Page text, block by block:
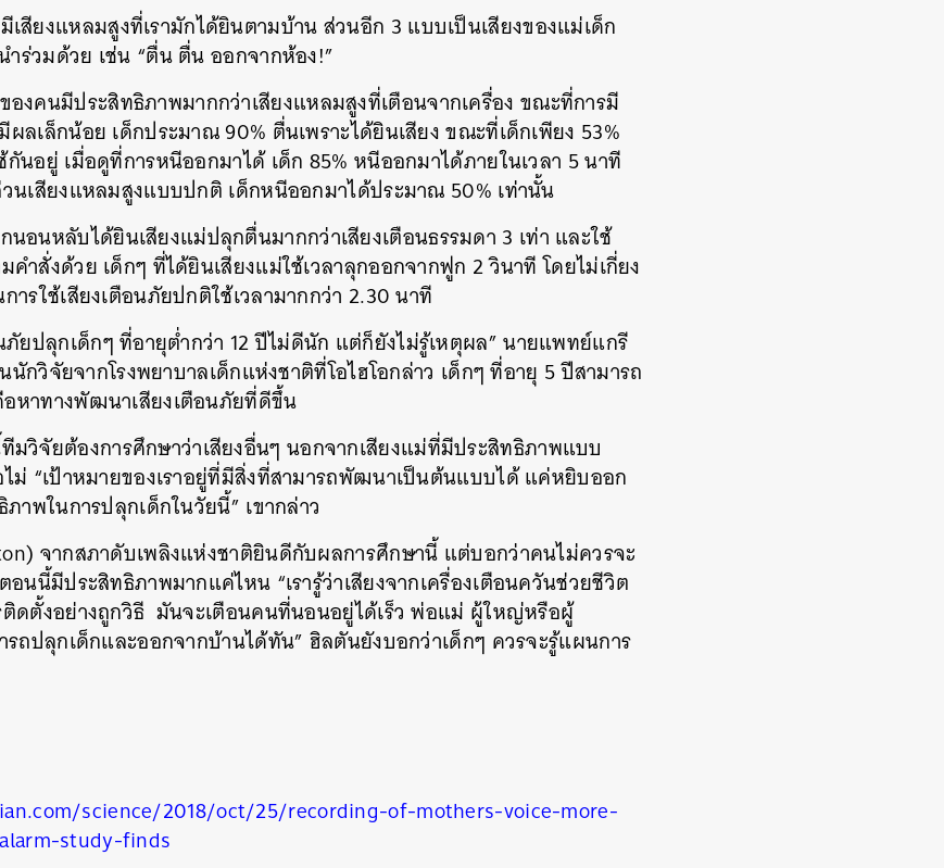
เสียงแหลมสูงที่เรามักได้ยินตามบ้าน ส่วนอีก 3 แบบเป็นเสียงของแม่เด็ก
ำร่วมด้วย เช่น “ตื่น ตื่น ออกจากห้อง!”
องคนมีประสิทธิภาพมากกว่าเสียงแหลมสูงที่เตือนจากเครื่อง ขณะที่การมี
ลเล็กน้อย เด็กประมาณ 90% ตื่นเพราะได้ยินเสียง ขณะที่เด็กเพียง 53%
นอยู่ เมื่อดูที่การหนีออกมาได้ เด็ก 85% หนีออกมาได้ภายในเวลา 5 นาที
นเสียงแหลมสูงแบบปกติ เด็กหนีออกมาได้ประมาณ 50% เท่านั้น
อนหลับได้ยินเสียงแม่ปลุกตื่นมากกว่าเสียงเตือนธรรมดา 3 เท่า และใช้
คำสั่งด้วย เด็กๆ ที่ได้ยินเสียงแม่ใช้เวลาลุกออกจากฟูก 2 วินาที โดยไม่เกี่ยง
ารใช้เสียงเตือนภัยปกติใช้เวลามากกว่า 2.30 นาที
ภัยปลุกเด็กๆ ที่อายุต่ำกว่า 12 ปีไม่ดีนัก แต่ก็ยังไม่รู้เหตุผล” นายแพทย์แกรี
กวิจัยจากโรงพยาบาลเด็กแห่งชาติที่โอไฮโอกล่าว เด็กๆ ที่อายุ 5 ปีสามารถ
หาทางพัฒนาเสียงเตือนภัยที่ดีขึ้น
มวิจัยต้องการศึกษาว่าเสียงอื่นๆ นอกจากเสียงแม่ที่มีประสิทธิภาพแบบ
ม่ “เป้าหมายของเราอยู่ที่มีสิ่งที่สามารถพัฒนาเป็นต้นแบบได้ แค่หยิบออก
าพในการปลุกเด็กในวัยนี้” เขากล่าว
จากสภาดับเพลิงแห่งชาติยินดีกับผลการศึกษานี้ แต่บอกว่าคนไม่ควรจะ
อนนี้มีประสิทธิภาพมากแค่ไหน “เรารู้ว่าเสียงจากเครื่องเตือนควันช่วยชีวิต
ติดตั้งอย่างถูกวิธี มันจะเตือนคนที่นอนอยู่ได้เร็ว พ่อแม่ ผู้ใหญ่หรือผู้
รถปลุกเด็กและออกจากบ้านได้ทัน” ฮิลตันยังบอกว่าเด็กๆ ควรจะรู้แผนการ
science/2018/oct/25/recording-of-mothers-voice-more-
study-finds